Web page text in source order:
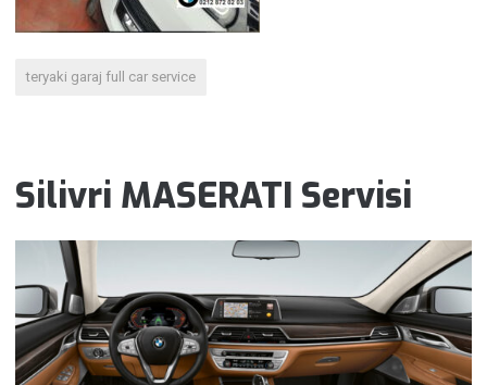
teryaki garaj full car service
Silivri MASERATI Servisi